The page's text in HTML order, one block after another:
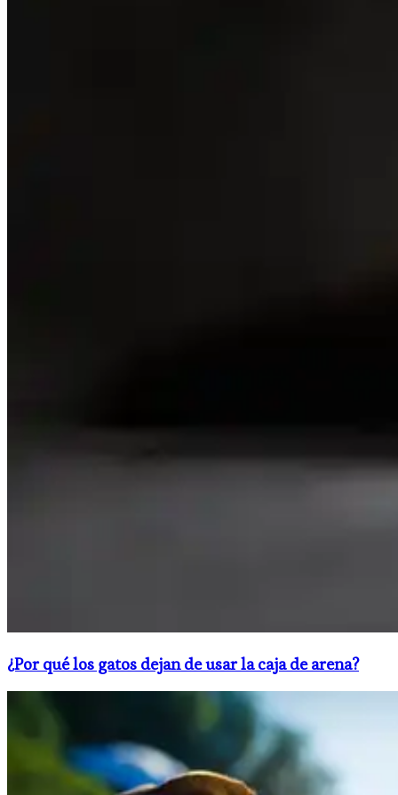
¿Por qué los gatos dejan de usar la caja de arena?